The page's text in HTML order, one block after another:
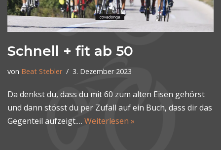
Schnell + fit ab 50
von Beat Stebler 3. Dezember 2023
Da denkst du, dass du mit 60 zum alten Eisen gehörst
und dann stösst du per Zufall auf ein Buch, dass dir das
Gegenteil aufzeigt.… Weiterlesen »